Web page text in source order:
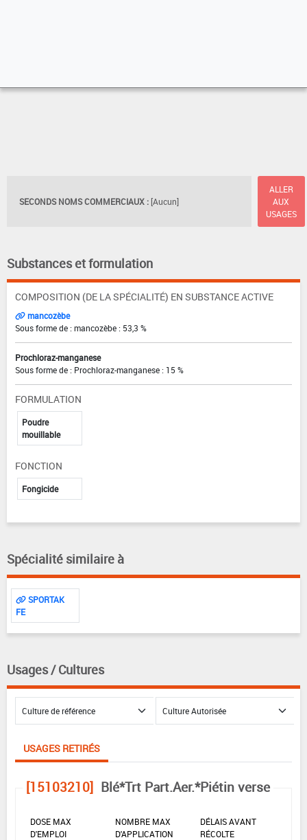
SECONDS NOMS COMMERCIAUX : [Aucun]
ALLER
AUX
USAGES
Substances et formulation
COMPOSITION (DE LA SPÉCIALITÉ) EN SUBSTANCE ACTIVE
mancozèbe
Sous forme de : mancozèbe : 53,3 %
Prochloraz-manganese
Sous forme de : Prochloraz-manganese : 15 %
FORMULATION
Poudre
mouillable
FONCTION
Fongicide
Spécialité similaire à
SPORTAK
FE
Usages / Cultures
USAGES RETIRÉS
[15103210] Blé*Trt Part.Aer.*Piétin verse
DOSE MAX
D'EMPLOI
NOMBRE MAX
D'APPLICATION
DÉLAIS AVANT
RÉCOLTE